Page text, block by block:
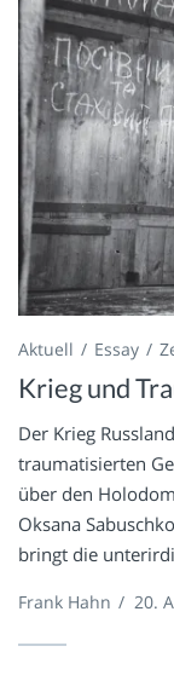
Aktuell Essay
Krieg und
Der Krieg
traumatisierten
über den
Oksana
bringt die
Frank Hahn / 20.